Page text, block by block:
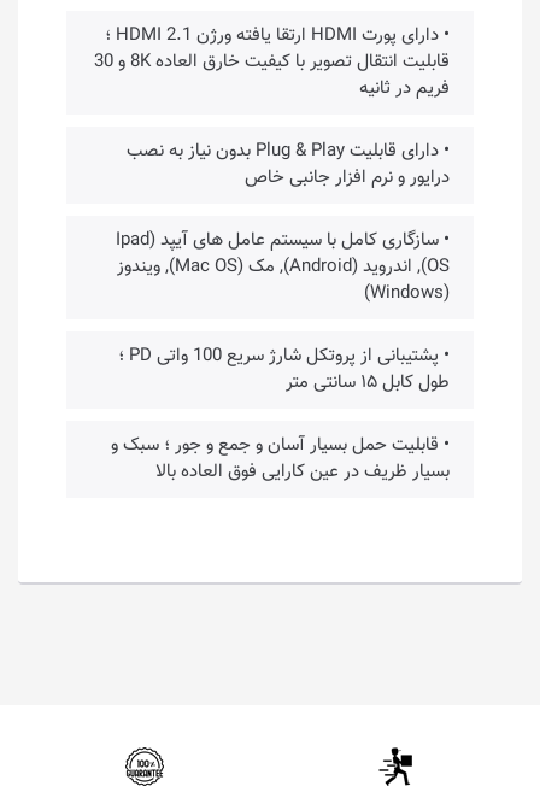
• دارای پورت HDMI ارتقا یافته ورژن HDMI 2.1 ؛
قابلیت انتقال تصویر با کیفیت خارق العاده 8K و 30
فریم در ثانیه
• دارای قابلیت Plug & Play بدون نیاز به نصب
درایور و نرم افزار جانبی خاص
• سازگاری کامل با سیستم عامل های آیپد (Ipad
OS), اندروید (Android), مک (Mac OS), ویندوز
(Windows)
• پشتیبانی از پروتکل شارژ سریع 100 واتی PD ؛
طول کابل ۱۵ سانتی متر
• قابلیت حمل بسیار آسان و جمع و جور ؛ سبک و
بسیار ظریف در عین کارایی فوق العاده بالا